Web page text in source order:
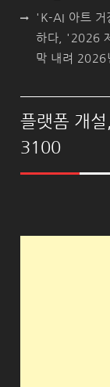
'K-AI 아트 거
하다, '2026
막 내려 2026
플랫폼 개
3100